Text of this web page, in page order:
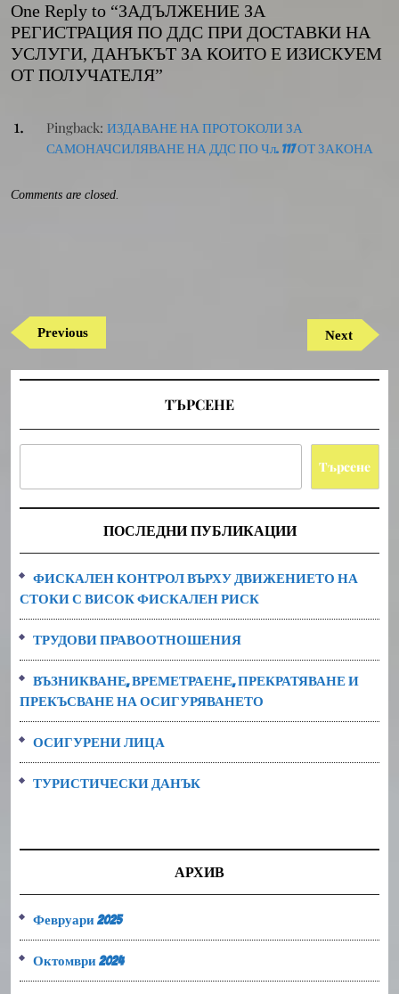
One Reply to “ЗАДЪЛЖЕНИЕ ЗА
РЕГИСТРАЦИЯ ПО ДДС ПРИ ДОСТАВКИ НА
УСЛУГИ, ДАНЪКЪТ ЗА КОИТО Е ИЗИСКУЕМ
ОТ ПОЛУЧАТЕЛЯ”
Pingback: ИЗДАВАНЕ НА ПРОТОКОЛИ ЗА
САМОНАЧСИЛЯВАНЕ НА ДДС ПО Чл. 117 ОТ ЗАКОНА
Comments are closed.
Previous
Post
Previous
Next
Post
Next
ТЪРСЕНЕ
Търсене
ПОСЛЕДНИ ПУБЛИКАЦИИ
ФИСКАЛЕН КОНТРОЛ ВЪРХУ ДВИЖЕНИЕТО НА
СТОКИ С ВИСОК ФИСКАЛЕН РИСК
ТРУДОВИ ПРАВООТНОШЕНИЯ
ВЪЗНИКВАНЕ, ВРЕМЕТРАЕНЕ, ПРЕКРАТЯВАНЕ И
ПРЕКЪСВАНЕ НА ОСИГУРЯВАНЕТО
ОСИГУРЕНИ ЛИЦА
ТУРИСТИЧЕСКИ ДАНЪК
АРХИВ
Февруари 2025
Октомври 2024